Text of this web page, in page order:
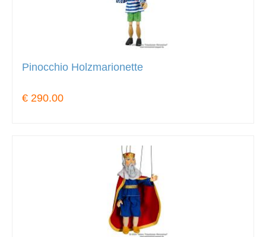
Pinocchio Holzmarionette
€ 290.00